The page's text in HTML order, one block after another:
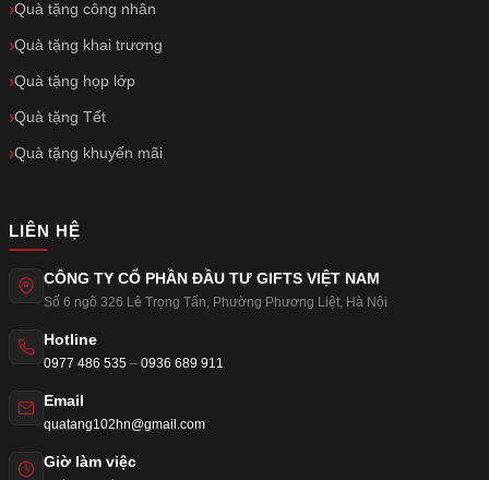
Quà tặng công nhân
Quà tặng khai trương
Quà tặng họp lớp
Quà tặng Tết
Quà tặng khuyến mãi
LIÊN HỆ
CÔNG TY CỔ PHẦN ĐẦU TƯ GIFTS VIỆT NAM
Số 6 ngõ 326 Lê Trọng Tấn, Phường Phương Liệt, Hà Nội
Hotline
0977 486 535 – 0936 689 911
Email
quatang102hn@gmail.com
Giờ làm việc